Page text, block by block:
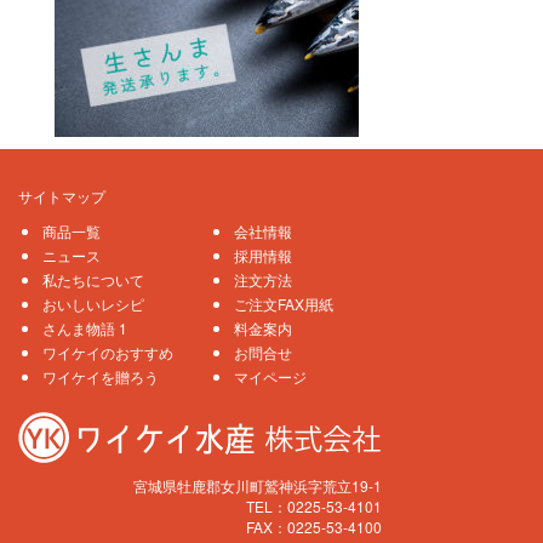
サイトマップ
商品一覧
ニュース
私たちについて
おいしいレシピ
さんま物語 1
ワイケイのおすすめ
ワイケイを贈ろう
会社情報
採用情報
注文方法
ご注文FAX用紙
料金案内
お問合せ
マイページ
宮城県牡鹿郡女川町鷲神浜字荒立19-1
TEL：0225-53-4101
FAX：0225-53-4100